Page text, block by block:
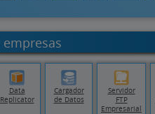
empresas
Data
Replicator
Cargador
de Datos
Servidor
FTP
Empresarial